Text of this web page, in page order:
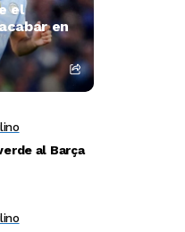
el
en
al Barça